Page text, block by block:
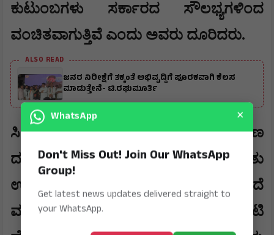
ಕುಟುಂಬಗಳು ಸರ್ಕಾರದ ಸೌಲಭ್ಯಗಳಿಂದ
ವಂಚಿತವಾಗುತ್ತಿವೆ ಎಂದು ಅವರು ದೂರಿದರು.
ALSO READ
ಜನರ ನಿರೀಕ್ಷೆಗೆ ತಕ್ಕಂತೆ ಅಭಿವೃದ್ದಿಗೆ ಪೂರಕವಾಗಿ ಕೆಲಸ
ಮಾಡುತ್ತೇನೆ- ಟಿ.ರಘುಮೂರ್ತಿ
​ಸಿಎಜಿ ವರದಿಯಲ್ಲಿ ಗೃಹಲಕ್ಷ್ಮಿ ಯೋಜನೆಯ ಹಣ
ದುರುಪಯೋಗವಾಗಿರುವ ಕುರಿತು
ಉಲ್ಲೇಖವಿದ್ದರೂ ಸರ್ಕಾರ ತನಿಖೆಗೆ ಆದೇಶಿಸದೆ
ಮೌನ ವಹಿಸಿದೆ. ಬಡವರ ಹೆಸರಿನಲ್ಲಿ ಲೂಟಿ
WhatsApp ×
Don't Miss Out! Join Our WhatsApp
Group!
Get latest news updates delivered straight to
your WhatsApp.